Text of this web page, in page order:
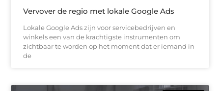
Vervover de regio met lokale Google Ads
Lokale Google Ads zijn voor servicebedrijven en
winkels een van de krachtigste instrumenten om
zichtbaar te worden op het moment dat er iemand in
de